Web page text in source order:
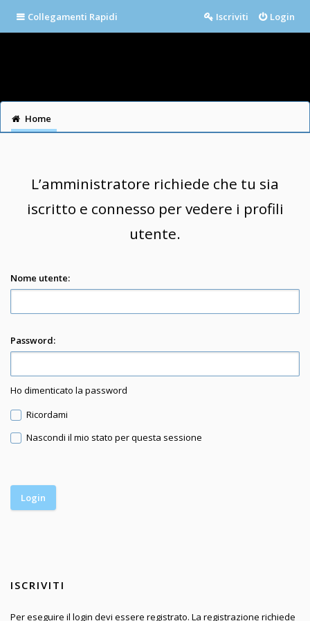
Collegamenti Rapidi Login
Iscriviti
Home
L’amministratore richiede che tu sia
iscritto e connesso per vedere i profili
utente.
Nome utente:
Password:
Ho dimenticato la password
Ricordami
Nascondi il mio stato per questa sessione
ISCRIVITI
Per eseguire il login devi essere registrato. La registrazione richiede